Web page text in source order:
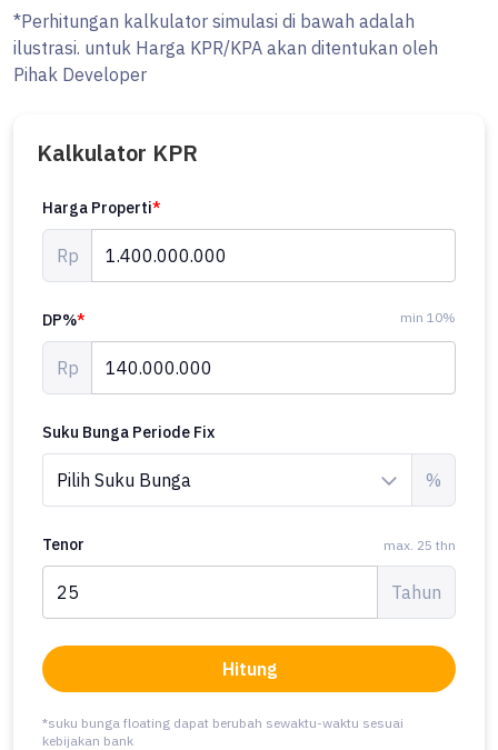
*Perhitungan kalkulator simulasi di bawah adalah
ilustrasi. untuk Harga KPR/KPA akan ditentukan oleh
Pihak Developer
Kalkulator KPR
Harga Properti*
Rp
DP%* min 10%
Rp
Suku Bunga Periode Fix
%
Tenor max. 25 thn
Tahun
Hitung
*suku bunga floating dapat berubah sewaktu-waktu sesuai
kebijakan bank